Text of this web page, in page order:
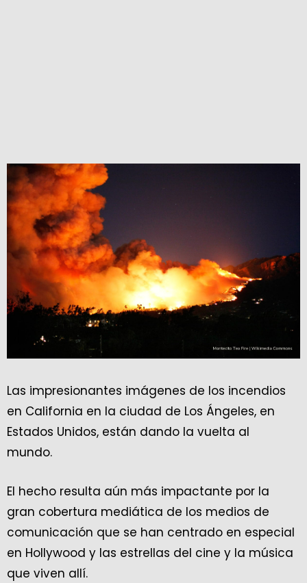
Las impresionantes imágenes de los incendios
en California en la ciudad de Los Ángeles, en
Estados Unidos, están dando la vuelta al
mundo.
El hecho resulta aún más impactante por la
gran cobertura mediática de los medios de
comunicación que se han centrado en especial
en Hollywood y las estrellas del cine y la música
que viven allí.